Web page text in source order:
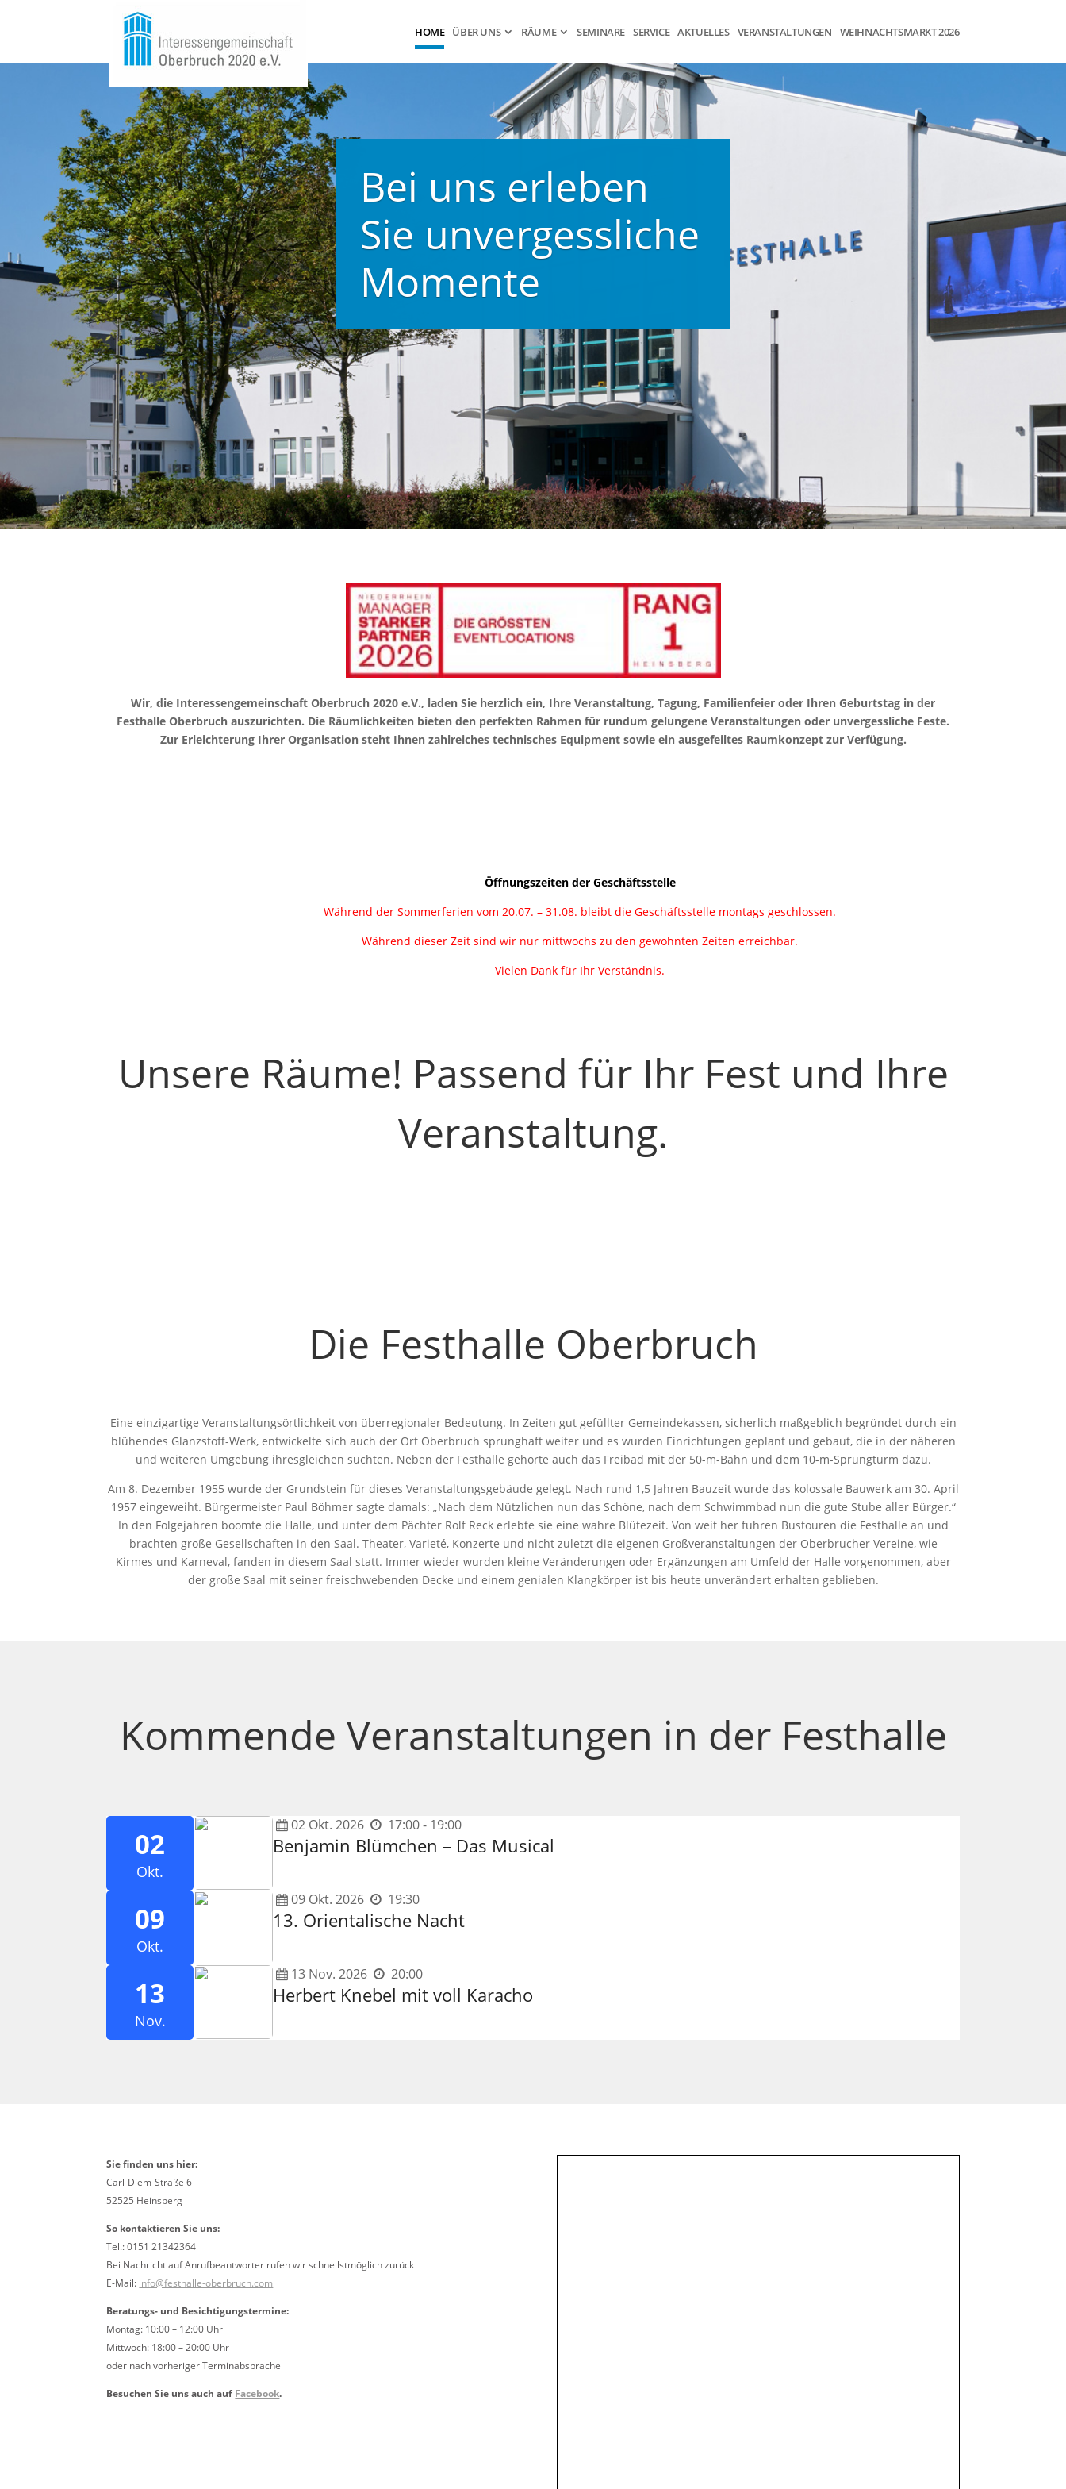
HOME ÜBER UNS RÄUME SEMINARE SERVICE AKTUELLES VERANSTALTUNGEN WEIHNACHTSMARKT 2026
Bei uns erleben
Sie unvergessliche
Momente
Wir, die Interessengemeinschaft Oberbruch 2020 e.V., laden Sie herzlich ein, Ihre Veranstaltung, Tagung, Familienfeier oder Ihren Geburtstag in der
Festhalle Oberbruch auszurichten. Die Räumlichkeiten bieten den perfekten Rahmen für rundum gelungene Veranstaltungen oder unvergessliche Feste.
Zur Erleichterung Ihrer Organisation steht Ihnen zahlreiches technisches Equipment sowie ein ausgefeiltes Raumkonzept zur Verfügung.
Öffnungszeiten der Geschäftsstelle
Während der Sommerferien vom 20.07. – 31.08. bleibt die Geschäftsstelle montags geschlossen.
Während dieser Zeit sind wir nur mittwochs zu den gewohnten Zeiten erreichbar.
Vielen Dank für Ihr Verständnis.
Unsere Räume! Passend für Ihr Fest und Ihre
Veranstaltung.
Die Festhalle Oberbruch
Eine einzigartige Veranstaltungsörtlichkeit von überregionaler Bedeutung. In Zeiten gut gefüllter Gemeindekassen, sicherlich maßgeblich begründet durch ein
blühendes Glanzstoff-Werk, entwickelte sich auch der Ort Oberbruch sprunghaft weiter und es wurden Einrichtungen geplant und gebaut, die in der näheren
und weiteren Umgebung ihresgleichen suchten. Neben der Festhalle gehörte auch das Freibad mit der 50-m-Bahn und dem 10-m-Sprungturm dazu.
Am 8. Dezember 1955 wurde der Grundstein für dieses Veranstaltungsgebäude gelegt. Nach rund 1,5 Jahren Bauzeit wurde das kolossale Bauwerk am 30. April
1957 eingeweiht. Bürgermeister Paul Böhmer sagte damals: „Nach dem Nützlichen nun das Schöne, nach dem Schwimmbad nun die gute Stube aller Bürger.“
In den Folgejahren boomte die Halle, und unter dem Pächter Rolf Reck erlebte sie eine wahre Blütezeit. Von weit her fuhren Bustouren die Festhalle an und
brachten große Gesellschaften in den Saal. Theater, Varieté, Konzerte und nicht zuletzt die eigenen Großveranstaltungen der Oberbrucher Vereine, wie
Kirmes und Karneval, fanden in diesem Saal statt. Immer wieder wurden kleine Veränderungen oder Ergänzungen am Umfeld der Halle vorgenommen, aber
der große Saal mit seiner freischwebenden Decke und einem genialen Klangkörper ist bis heute unverändert erhalten geblieben.
Kommende Veranstaltungen in der Festhalle
02
Okt.
02 Okt. 2026 17:00 - 19:00
Benjamin Blümchen – Das Musical
09
Okt.
09 Okt. 2026 19:30
13. Orientalische Nacht
13
Nov.
13 Nov. 2026 20:00
Herbert Knebel mit voll Karacho
Sie finden uns hier:
Carl-Diem-Straße 6
52525 Heinsberg
So kontaktieren Sie uns:
Tel.: 0151 21342364
Bei Nachricht auf Anrufbeantworter rufen wir schnellstmöglich zurück
E-Mail: info@festhalle-oberbruch.com
Beratungs- und Besichtigungstermine:
Montag: 10:00 – 12:00 Uhr
Mittwoch: 18:00 – 20:00 Uhr
oder nach vorheriger Terminabsprache
Besuchen Sie uns auch auf Facebook.